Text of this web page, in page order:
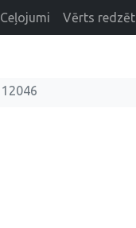
Ceļojumi Vērts redzēt
12046